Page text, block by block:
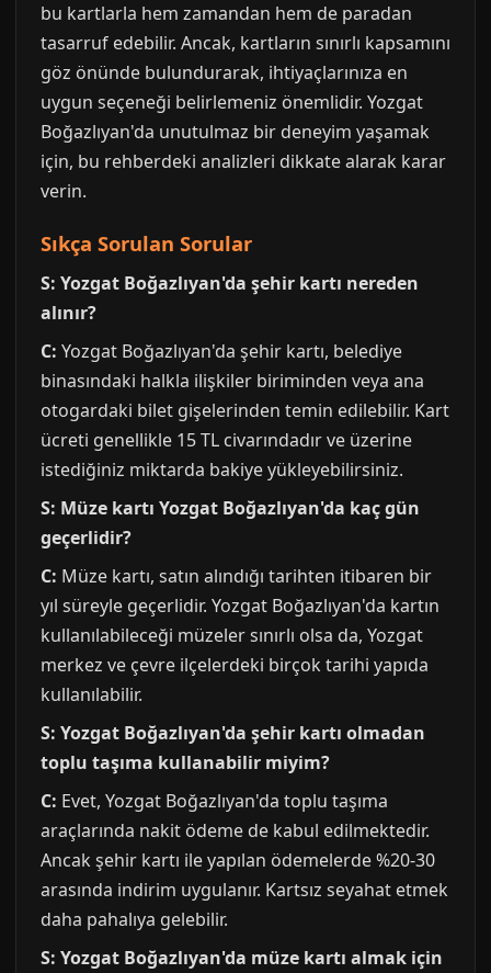
bu kartlarla hem zamandan hem de paradan
tasarruf edebilir. Ancak, kartların sınırlı kapsamını
göz önünde bulundurarak, ihtiyaçlarınıza en
uygun seçeneği belirlemeniz önemlidir. Yozgat
Boğazlıyan'da unutulmaz bir deneyim yaşamak
için, bu rehberdeki analizleri dikkate alarak karar
verin.
Sıkça Sorulan Sorular
S: Yozgat Boğazlıyan'da şehir kartı nereden
alınır?
C: Yozgat Boğazlıyan'da şehir kartı, belediye
binasındaki halkla ilişkiler biriminden veya ana
otogardaki bilet gişelerinden temin edilebilir. Kart
ücreti genellikle 15 TL civarındadır ve üzerine
istediğiniz miktarda bakiye yükleyebilirsiniz.
S: Müze kartı Yozgat Boğazlıyan'da kaç gün
geçerlidir?
C: Müze kartı, satın alındığı tarihten itibaren bir
yıl süreyle geçerlidir. Yozgat Boğazlıyan'da kartın
kullanılabileceği müzeler sınırlı olsa da, Yozgat
merkez ve çevre ilçelerdeki birçok tarihi yapıda
kullanılabilir.
S: Yozgat Boğazlıyan'da şehir kartı olmadan
toplu taşıma kullanabilir miyim?
C: Evet, Yozgat Boğazlıyan'da toplu taşıma
araçlarında nakit ödeme de kabul edilmektedir.
Ancak şehir kartı ile yapılan ödemelerde %20-30
arasında indirim uygulanır. Kartsız seyahat etmek
daha pahalıya gelebilir.
S: Yozgat Boğazlıyan'da müze kartı almak için